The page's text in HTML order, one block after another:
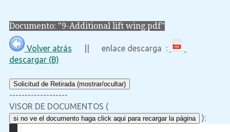
Documento: "9-Additional lift wing.pdf"
Volver atrás || enlace descarga :
descargar (B)
Solicitud de Retirada (mostrar/ocultar)
-------------------
VISOR DE DOCUMENTOS (
si no ve el documento haga click aqui para recargar la página ):